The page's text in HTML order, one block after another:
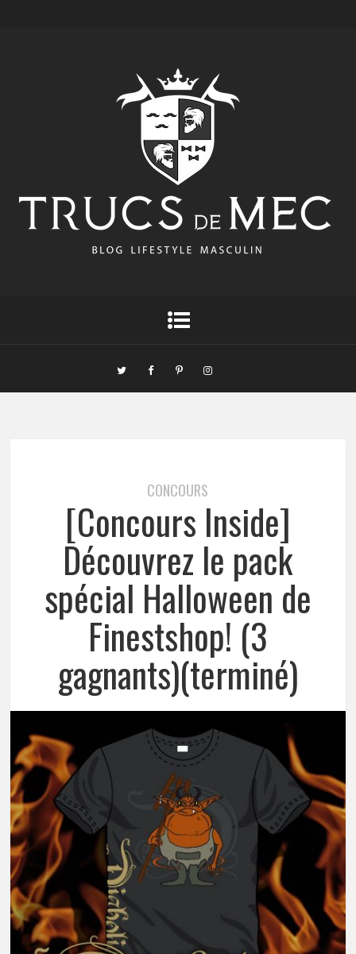
CONCOURS
[Concours Inside]
Découvrez le pack
spécial Halloween de
Finestshop! (3
gagnants)(terminé)